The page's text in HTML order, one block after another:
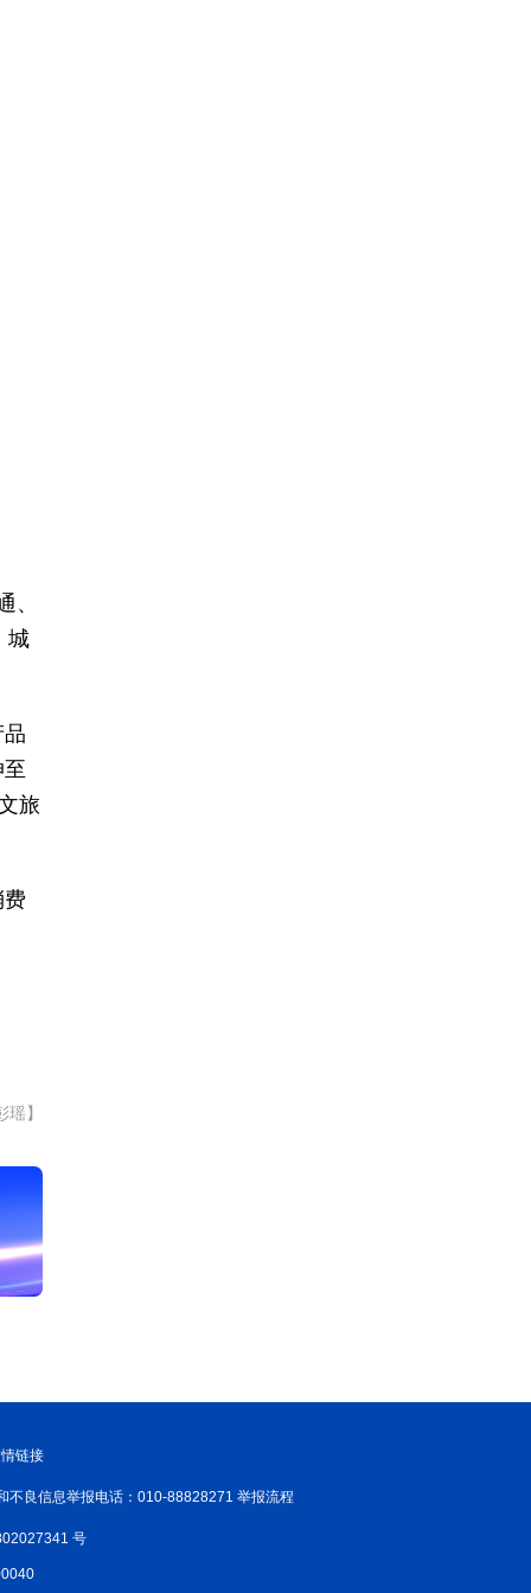
、
城
旅
瑶】
链接
不良信息举报电话：010-88828271 举报流程
号